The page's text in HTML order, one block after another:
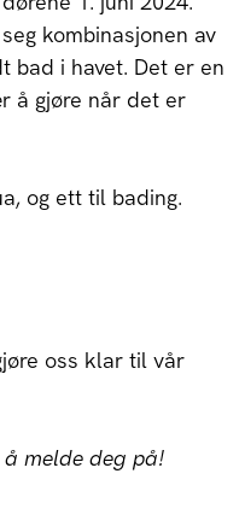
kombinasjonen av
bad i havet. Det er en
å gjøre når det er
og ett til bading.
oss klar til vår
melde deg på!